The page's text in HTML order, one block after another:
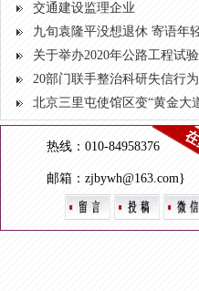
交通建设监理企业
20部门联手整治科研失信行为
热线：010-84958376
邮箱：zjbywh@163.com}